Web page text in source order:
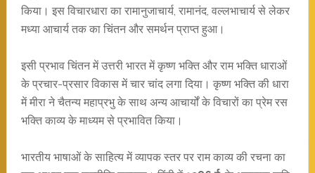
किया। इस विचारधारा का रामानुजाचार्य, रामानंद, वल्लभाचार्य से लेकर
मध्या आचार्य तक का चिंतन और समर्थन प्राप्त हुआ।
इसी प्रभाव चिंतन में उत्तरी भारत में कृष्ण भक्ति और राम भक्ति धाराओं
के प्रचार-प्रसार विकास में चार चांद लगा दिया। कृष्ण भक्ति की धारा
में मीरा ने चैतन्य महाप्रभु के साथ अन्य आचार्यों के विचारों का प्रेम रस
भक्ति काव्य के माध्यम से प्रभावित किया।
भारतीय भाषाओं के साहित्य में व्यापक स्तर पर राम काव्य की रचना का